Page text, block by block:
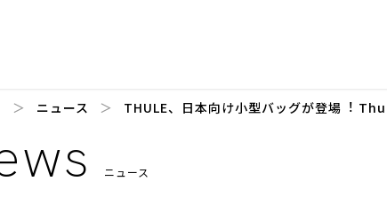
ニュース
ニュース THULE、⽇本向け⼩型バッグが登場︕